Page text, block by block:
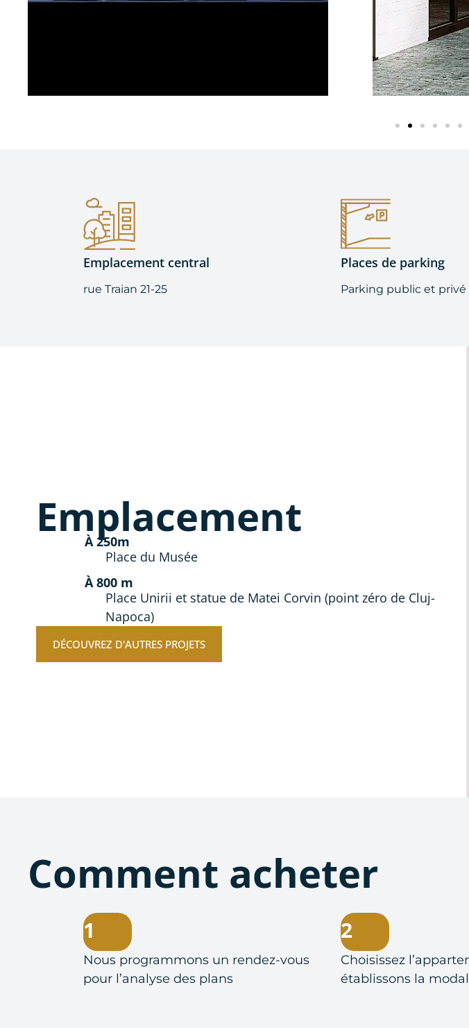
Emplacement central
rue Traian 21-25
Places de parking
Parking public et privé
Emplacement
À 250m​
Place du Musée
À 800 m
Place Unirii et statue de Matei Corvin (point zéro de Cluj-
Napoca)
DÉCOUVREZ D'AUTRES PROJETS
Comment acheter
1
Nous programmons un rendez-vous
pour l’analyse des plans
2
Choisissez
établissons la